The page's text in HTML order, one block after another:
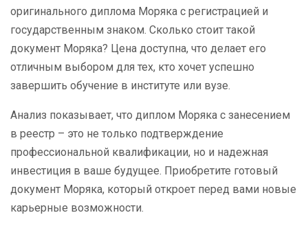
оригинального диплома Моряка с регистрацией и
государственным знаком. Сколько стоит такой
документ Моряка? Цена доступна, что делает его
отличным выбором для тех, кто хочет успешно
завершить обучение в институте или вузе.
Анализ показывает, что диплом Моряка с занесением
в реестр – это не только подтверждение
профессиональной квалификации, но и надежная
инвестиция в ваше будущее. Приобретите готовый
документ Моряка, который откроет перед вами новые
карьерные возможности.